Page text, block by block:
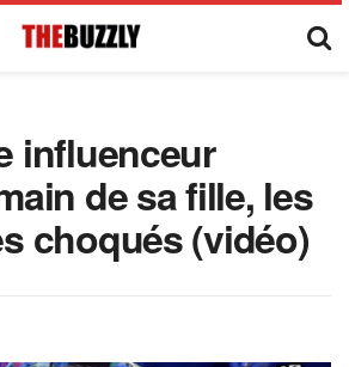
influenceur
de sa fille, les
choqués (vidéo)